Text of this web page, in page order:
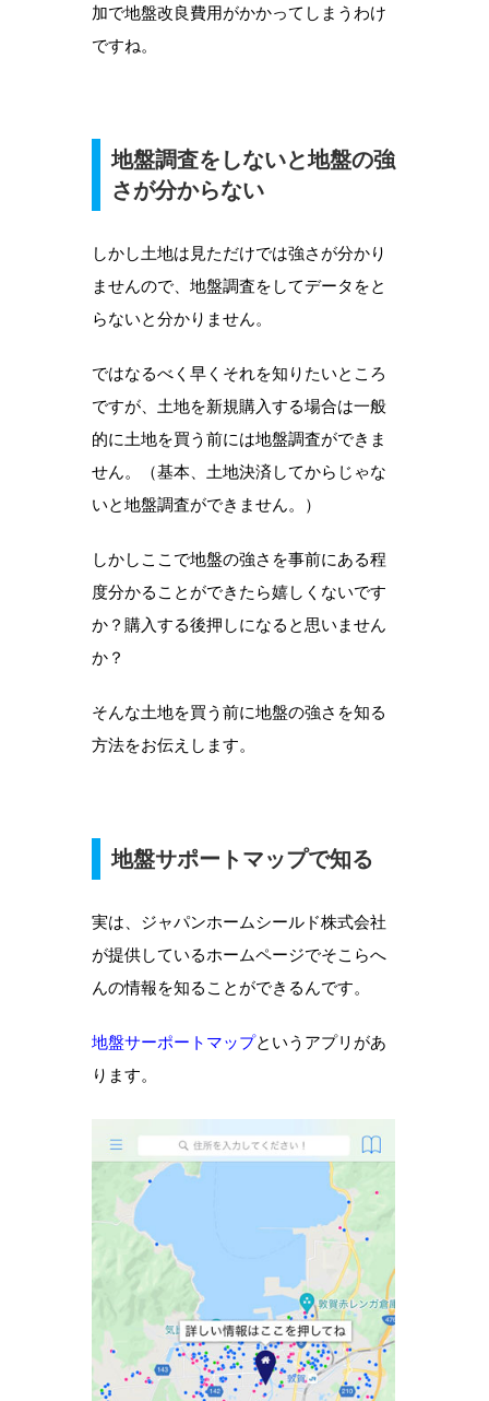
加で地盤改良費用がかかってしまうわけ
ですね。
地盤調査をしないと地盤の強
さが分からない
しかし土地は見ただけでは強さが分かり
ませんので、地盤調査をしてデータをと
らないと分かりません。
ではなるべく早くそれを知りたいところ
ですが、土地を新規購入する場合は一般
的に土地を買う前には地盤調査ができま
せん。（基本、土地決済してからじゃな
いと地盤調査ができません。）
しかしここで地盤の強さを事前にある程
度分かることができたら嬉しくないです
か？購入する後押しになると思いません
か？
そんな土地を買う前に地盤の強さを知る
方法をお伝えします。
地盤サポートマップで知る
実は、ジャパンホームシールド株式会社
が提供しているホームページでそこらへ
んの情報を知ることができるんです。
地盤サーポートマップというアプリがあ
ります。